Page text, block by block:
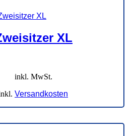
XL
inkl. MwSt.
Versandkosten